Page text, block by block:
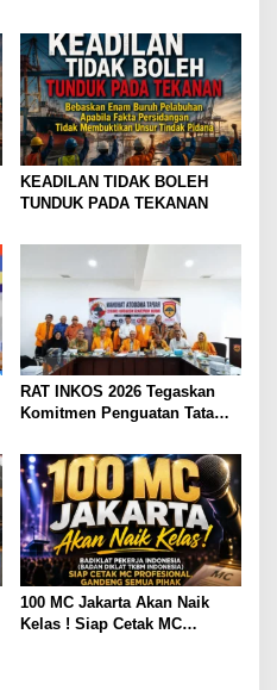
KEADILAN TIDAK BOLEH
TUNDUK PADA TEKANAN
RAT INKOS 2026 Tegaskan
Komitmen Penguatan Tata
Dhaniswara Terpilih sebagai
Ketua Umum Periode Th 2026
– 2031
100 MC Jakarta Akan Naik
Kelas ! Siap Cetak MC